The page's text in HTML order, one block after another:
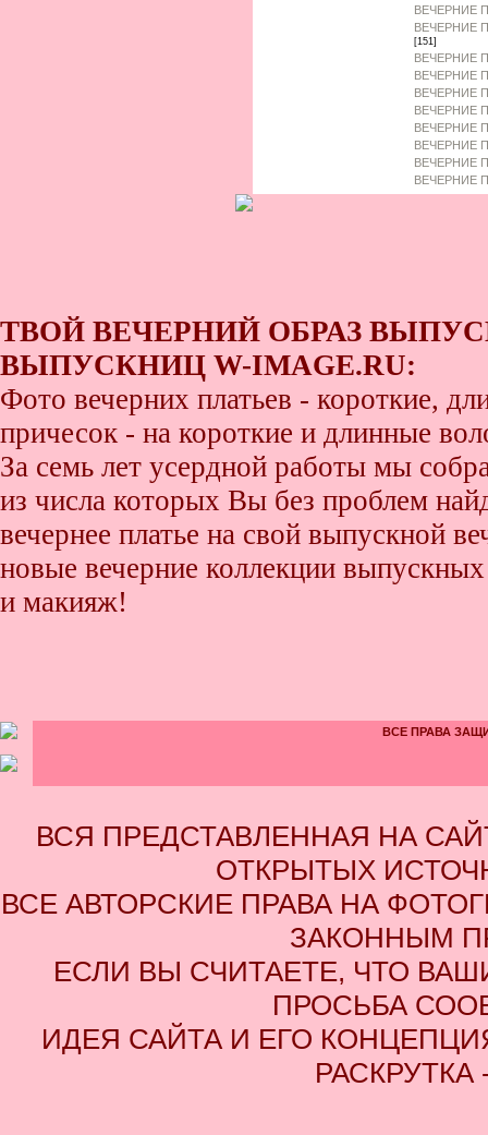
ВЕЧЕРНИЕ
ВЕЧЕРНИЕ
[151]
ВЕЧЕРНИЕ
ВЕЧЕРНИЕ
ВЕЧЕРНИЕ
ВЕЧЕРНИЕ
ВЕЧЕРНИЕ
ВЕЧЕРНИЕ
ВЕЧЕРНИЕ
ВЕЧЕРНИЕ
ТВОЙ ВЕЧЕРНИЙ ОБРАЗ
ВЫПУСКНИЦ W-IMAGE.RU:
Фото вечерних платьев - короткие,
причесок - на короткие и длинные
За семь лет усердной работы мы
из числа которых Вы без проблем
вечернее платье на свой выпускной
новые вечерние коллекции
и макияж!
ВСЕ ПРАВА
ВСЯ ПРЕДСТАВЛЕННАЯ НА
ОТКРЫТЫХ
ВСЕ АВТОРСКИЕ ПРАВА НА
ЗАКОННЫМ
ЕСЛИ ВЫ СЧИТАЕТЕ, ЧТО
ПРОСЬБА
ИДЕЯ САЙТА И ЕГО
РАСКРУТКА